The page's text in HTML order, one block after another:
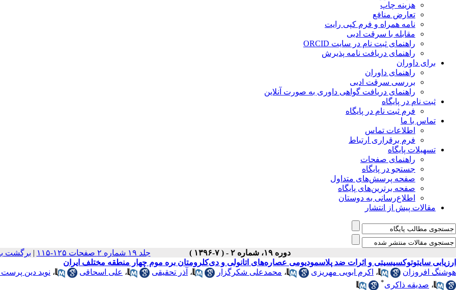
هزینه چاپ
تعارض منافع
نامه همراه و فرم کپی رایت
مقابله با سرقت ادبی
راهنمای ثبت نام در سایت ORCID
راهنمای دریافت نامه پذیرش
برای داوران
راهنمای داوران
بررسی سرقت ادبی
راهنمای دریافت گواهی داوری به صورت آنلاین
ثبت نام در پایگاه
فرم ثبت نام در پایگاه
تماس با ما
اطلاعات تماس
فرم برقراری ارتباط
تسهیلات پایگاه
راهنمای صفحات
جستجو در پایگاه
صفحه پرسش‌های متداول
صفحه برترین‌های پایگاه
اطلاع‌رسانی به دوستان
مقالات پیش از انتشار
دوره ۱۹، شماره ۲ - ( ۷-۱۳۹۶ ) جلد ۱۹ شماره ۲ صفحات ۱۲۵-۱۱۵ | برگشت
ارزیابی سایتو‌‌توکسیسیتی و اثرات ضد پلاسمودیومی عصاره‌های اتانولی و دی‌کلرومتان بره موم چهار منطقه مختلف ایران
هوشنگ افروزان
، اکرم ابویی مهریزی ، محمدعلی شکرگزار ، آذر تحقیقی ، علی اسحاقی ، نوید دین پرست
، صدیقه ذاکری*